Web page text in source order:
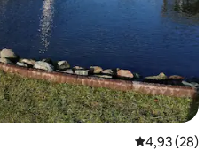
4,93 de uma
4,93 (28)